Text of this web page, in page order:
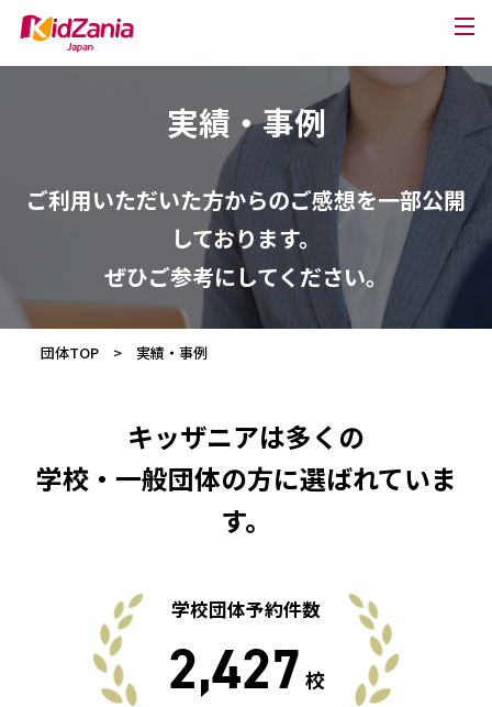
実績・事例
ご利用いただいた方からのご感想を一部公開
しております。
ぜひご参考にしてください。
団体TOP > 実績・事例
キッザニアは多くの
学校・一般団体の方に選ばれていま
す。
学校団体予約件数
2,427 校